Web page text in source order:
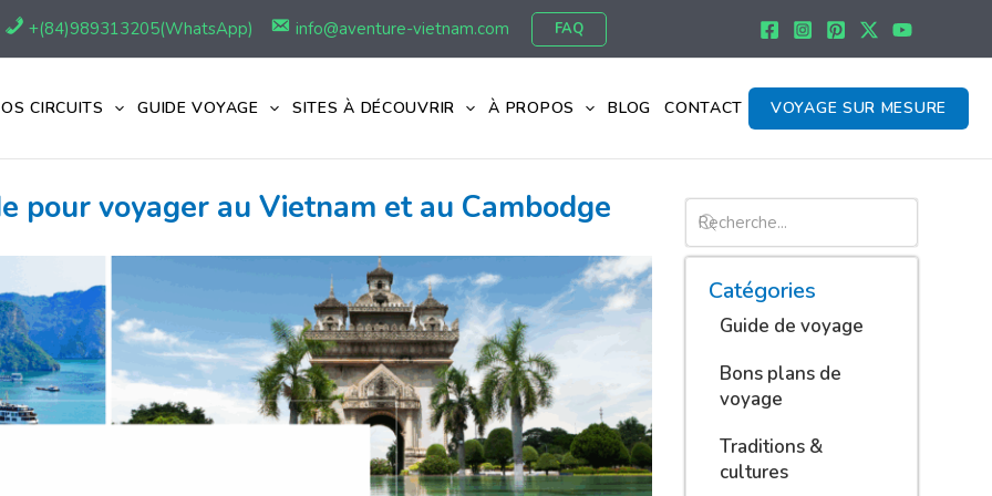
+(84)989313205(WhatsApp) info@aventure-vietnam.com FAQ
CIRCUITS GUIDE VOYAGE SITES À DÉCOUVRIR À PROPOS BLOG CONTACT VOYAGE SUR MESURE
pour voyager au Vietnam et au Cambodge
Catégories
Guide de voyage
Bons plans de
voyage
Traditions &
cultures